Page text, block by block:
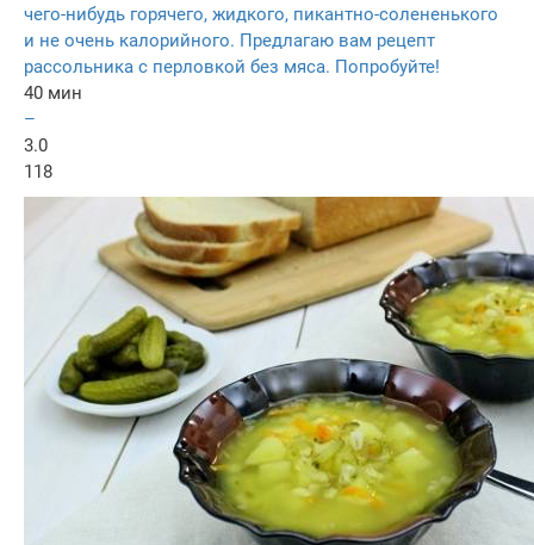
чего-нибудь горячего, жидкого, пикантно-солененького
и не очень калорийного. Предлагаю вам рецепт
рассольника с перловкой без мяса. Попробуйте!
40 мин
–
3.0
118